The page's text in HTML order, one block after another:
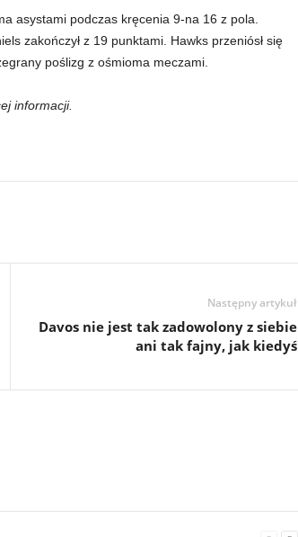
asystami podczas kręcenia 9-na 16 z pola.
zakończył z 19 punktami. Hawks przeniósł się
poślizg z ośmioma meczami.
informacji.
Następny artykuł
Davos nie jest tak zadowolony z siebie
ani tak fajny, jak kiedyś